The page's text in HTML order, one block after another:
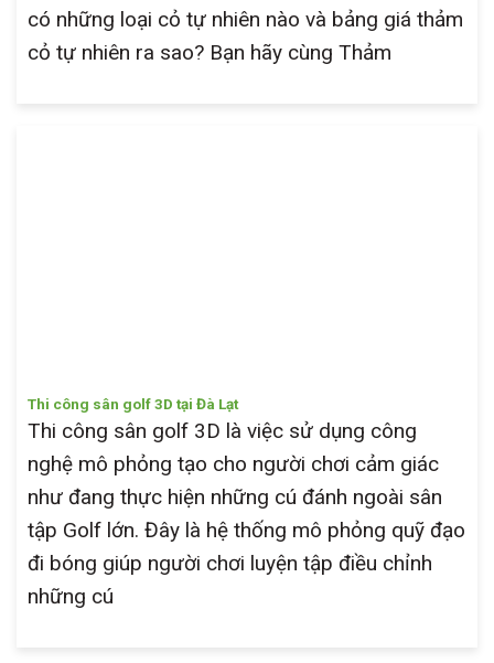
có những loại cỏ tự nhiên nào và bảng giá thảm
cỏ tự nhiên ra sao? Bạn hãy cùng Thảm
Thi công sân golf 3D tại Đà Lạt
Thi công sân golf 3D là việc sử dụng công
nghệ mô phỏng tạo cho người chơi cảm giác
như đang thực hiện những cú đánh ngoài sân
tập Golf lớn. Đây là hệ thống mô phỏng quỹ đạo
đi bóng giúp người chơi luyện tập điều chỉnh
những cú